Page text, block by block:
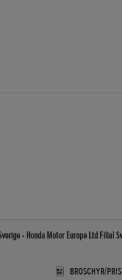
- Honda Motor Europe Ltd Filial
BROSCHYR/